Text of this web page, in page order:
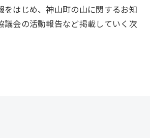
をはじめ、神山町の山に関するお知
議会の活動報告など掲載していく次